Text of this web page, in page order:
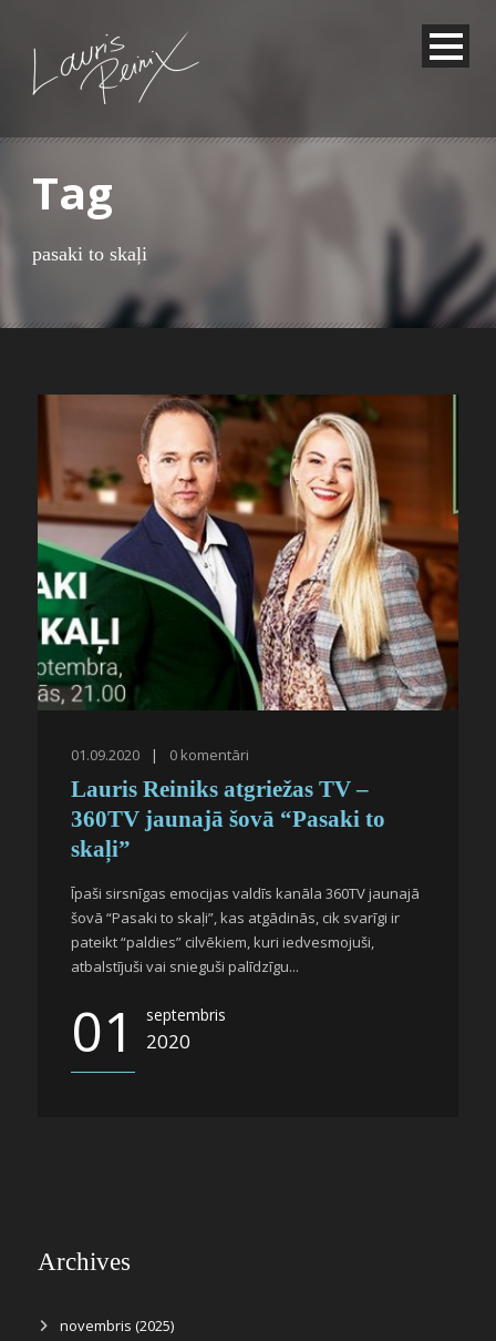
Tag
pasaki to skaļi
01.09.2020 | 0 komentāri
Lauris Reiniks atgriežas TV –
360TV jaunajā šovā “Pasaki to
skaļi”
Īpaši sirsnīgas emocijas valdīs kanāla 360TV jaunajā
šovā “Pasaki to skaļi”, kas atgādinās, cik svarīgi ir
pateikt “paldies” cilvēkiem, kuri iedvesmojuši,
atbalstījuši vai snieguši palīdzīgu...
01 septembris
2020
Archives
novembris (2025)